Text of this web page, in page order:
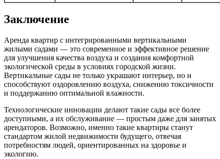
Заключение
Аренда квартир с интегрированными вертикальными
жилыми садами — это современное и эффективное решение
для улучшения качества воздуха и создания комфортной
экологической среды в условиях городской жизни.
Вертикальные сады не только украшают интерьер, но и
способствуют оздоровлению воздуха, снижению токсичности
и поддержанию оптимальной влажности.
Технологические инновации делают такие сады все более
доступными, а их обслуживание — простым даже для занятых
арендаторов. Возможно, именно такие квартиры станут
стандартом жилой недвижимости будущего, отвечая
потребностям людей, ориентированных на здоровье и
экологию.